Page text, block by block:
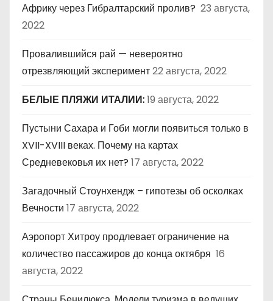
Африку через Гибралтарский пролив? 23 августа,
2022
Провалившийся рай — невероятно
отрезвляющий эксперимент22 августа, 2022
БЕЛЫЕ ПЛЯЖИ ИТАЛИИ:19 августа, 2022
Пустыни Сахара и Гоби могли появиться только в
XVII-XVIII веках. Почему на картах
Средневековья их нет? 17 августа, 2022
Загадочный Стоунхендж – гипотезы об осколках
Вечности 17 августа, 2022
Аэропорт Хитроу продлевает ограничение на
количество пассажиров до конца октября 16
августа, 2022